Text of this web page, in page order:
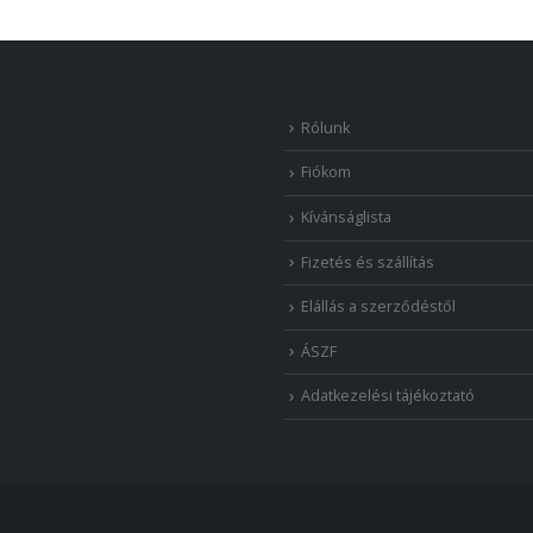
Rólunk
Fiókom
Kívánságlista
Fizetés és szállítás
Elállás a szerződéstől
ÁSZF
Adatkezelési tájékoztató